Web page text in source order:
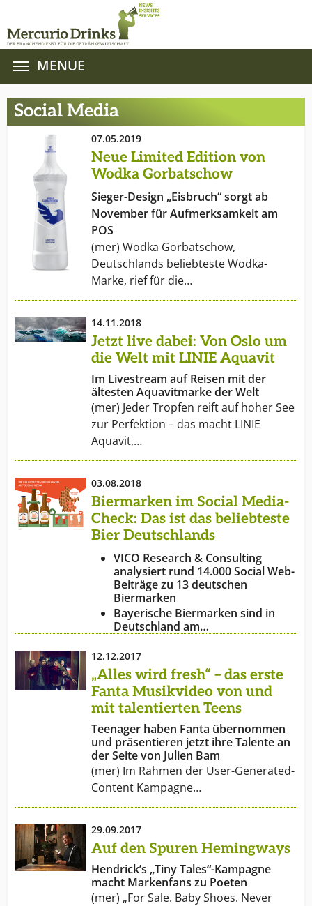
MENUE
Social Media
07.05.2019
Neue Limited Edition von
Wodka Gorbatschow
Sieger-Design „Eisbruch“ sorgt ab
November für Aufmerksamkeit am
POS
(mer) Wodka Gorbatschow,
Deutschlands beliebteste Wodka-
Marke, rief für die…
14.11.2018
Jetzt live dabei: Von Oslo um
die Welt mit LINIE Aquavit
Im Livestream auf Reisen mit der
ältesten Aquavitmarke der Welt
(mer) Jeder Tropfen reift auf hoher See
zur Perfektion – das macht LINIE
Aquavit,…
03.08.2018
Biermarken im Social Media-
Check: Das ist das beliebteste
Bier Deutschlands
VICO Research & Consulting
analysiert rund 14.000 Social Web-
Beiträge zu 13 deutschen
Biermarken
Bayerische Biermarken sind in
Deutschland am…
12.12.2017
„Alles wird fresh“ – das erste
Fanta Musikvideo von und
mit talentierten Teens
Teenager haben Fanta übernommen
und präsentieren jetzt ihre Talente an
der Seite von Julien Bam
(mer) Im Rahmen der User-Generated-
Content Kampagne…
29.09.2017
Auf den Spuren Hemingways
Hendrick’s „Tiny Tales“-Kampagne
macht Markenfans zu Poeten
(mer) „For Sale. Baby Shoes. Never